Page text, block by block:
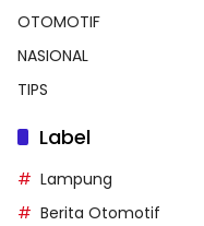
OTOMOTIF
NASIONAL
TIPS
Label
Lampung
Berita Otomotif